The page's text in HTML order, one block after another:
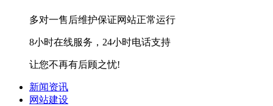
多对一售后维护保证网站正常运行
8小时在线服务，24小时电话支持
让您不再有后顾之忧!
新闻资讯
网站建设